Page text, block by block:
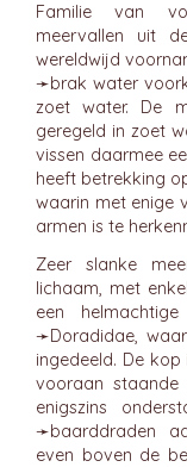
Familie van
meervallen uit
wereldwijd
➛brak water
zoet water. De
geregeld in zoet
vissen daarmee
heeft betrekking
waarin met enige
armen is te
Zeer slanke
lichaam, met
een
➛Doradidae,
ingedeeld. De
vooraan staande
enigszins
➛baarddraden
even boven de